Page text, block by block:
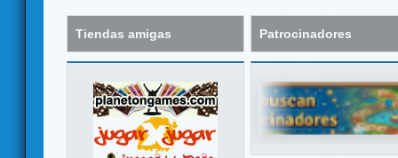
Tiendas amigas Patrocinadores